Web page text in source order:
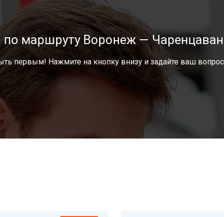
маршруту Воронеж — Чаренцаван
первым! Нажмите на кнопку внизу и задайте ваш